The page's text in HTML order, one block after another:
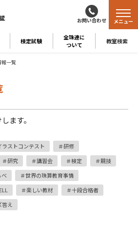
お問い合わせ
検定試験
全珠連に
ついて
教室検索
メニュー
報一覧
ます。
ラストコンテスト
研修
研究 講習会 検定
競技
世界の珠算教育事情
楽しい教材
十段合格者
え